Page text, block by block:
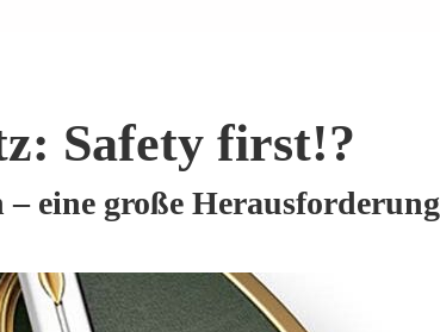
Safety first!?
eine große Herausforderung